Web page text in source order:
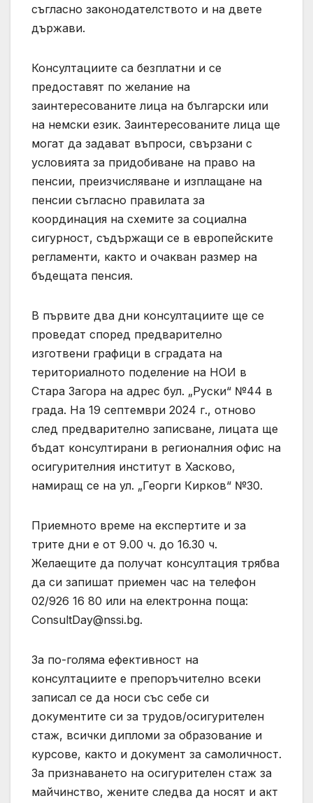
съгласно законодателството и на двете
държави.
Консултациите са безплатни и се
предоставят по желание на
заинтересованите лица на български или
на немски език. Заинтересованите лица ще
могат да задават въпроси, свързани с
условията за придобиване на право на
пенсии, преизчисляване и изплащане на
пенсии съгласно правилата за
координация на схемите за социална
сигурност, съдържащи се в европейските
регламенти, както и очакван размер на
бъдещата пенсия.
В първите два дни консултациите ще се
проведат според предварително
изготвени графици в сградата на
териториалното поделение на НОИ в
Стара Загора на адрес бул. „Руски“ №44 в
града. На 19 септември 2024 г., отново
след предварително записване, лицата ще
бъдат консултирани в регионалния офис на
осигурителния институт в Хасково,
намиращ се на ул. „Георги Кирков“ №30.
Приемното време на експертите и за
трите дни е от 9.00 ч. до 16.30 ч.
Желаещите да получат консултация трябва
да си запишат приемен час на телефон
02/926 16 80 или на електронна поща:
ConsultDay@nssi.bg.
За по-голяма ефективност на
консултациите е препоръчително всеки
записал се да носи със себе си
документите си за трудов/осигурителен
стаж, всички дипломи за образование и
курсове, както и документ за самоличност.
За признаването на осигурителен стаж за
майчинство, жените следва да носят и акт